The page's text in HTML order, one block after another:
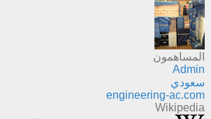
المساهمون
Admin
سعودي
engineering-ac.com
Wikipedia